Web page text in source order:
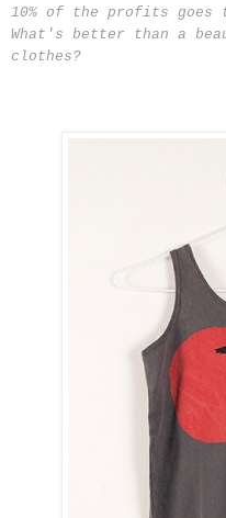
10% of the profits
What's better than a
clothes?